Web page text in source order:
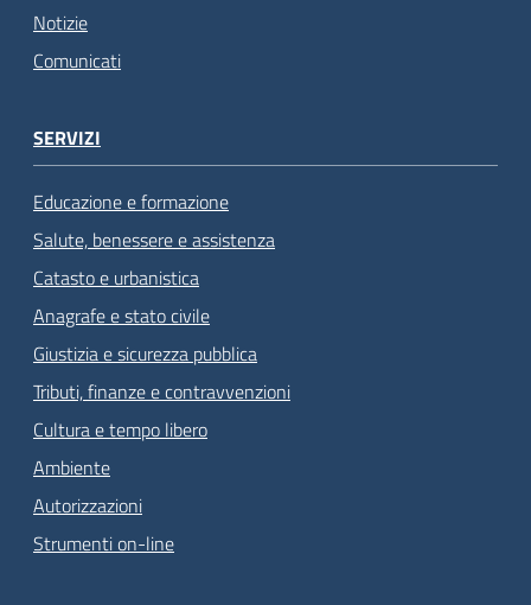
Notizie
Comunicati
SERVIZI
Educazione e formazione
Salute, benessere e assistenza
Catasto e urbanistica
Anagrafe e stato civile
Giustizia e sicurezza pubblica
Tributi, finanze e contravvenzioni
Cultura e tempo libero
Ambiente
Autorizzazioni
Strumenti on-line